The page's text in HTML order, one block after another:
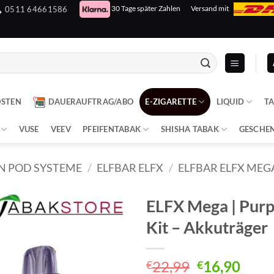
0511 64661586 30 Tage später Zahlen Versand mit
DAUERAUFTRAG/ABO E-ZIGARETTE LIQUID
VUSE VEEV PFEIFENTABAK SHISHA TABAK
POD SYSTEME / ELFBAR ELFX / ELFBAR ELFX
ELFX Mega |
Kit – Akkuträger
€22,99 €16,90